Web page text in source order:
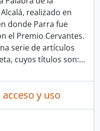
realizado en
donde Parra fue
el Premio Cervantes.
serie de artículos
cuyos títulos son:…
y uso